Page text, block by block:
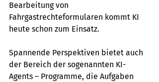
Bearbeitung von
Fahrgastrechteformularen kommt KI
heute schon zum Einsatz.
Spannende Perspektiven bietet auch
der Bereich der sogenannten KI-
Agents – Programme, die Aufgaben